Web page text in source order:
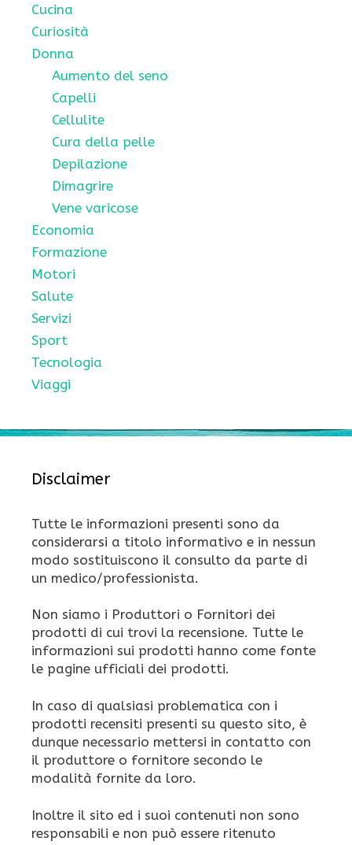
Cucina
Curiosità
Donna
Aumento del seno
Capelli
Cellulite
Cura della pelle
Depilazione
Dimagrire
Vene varicose
Economia
Formazione
Motori
Salute
Servizi
Sport
Tecnologia
Viaggi
Disclaimer
Tutte le informazioni presenti sono da
considerarsi a titolo informativo e in nessun
modo sostituiscono il consulto da parte di
un medico/professionista.
Non siamo i Produttori o Fornitori dei
prodotti di cui trovi la recensione. Tutte le
informazioni sui prodotti hanno come fonte
le pagine ufficiali dei prodotti.
In caso di qualsiasi problematica con i
prodotti recensiti presenti su questo sito, è
dunque necessario mettersi in contatto con
il produttore o fornitore secondo le
modalità fornite da loro.
Inoltre il sito ed i suoi contenuti non sono
responsabili e non può essere ritenuto